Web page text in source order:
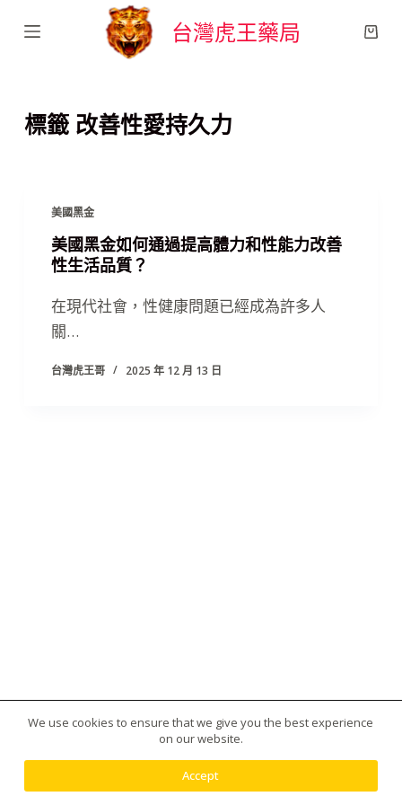
跳
內
台灣虎王藥局
標籤改善性愛持久力
美國黑金
美國黑金如何通過提高體力和性能力改善
性生活品質？
在現代社會，性健康問題已經成為許多人
關…
台灣虎王哥 2025 年 12 月 13 日
版權所有 © 2026 台灣虎王藥局|犀利士|威而鋼|日本藤
We use cookies to ensure that we give you the best experience
on our website.
Accept